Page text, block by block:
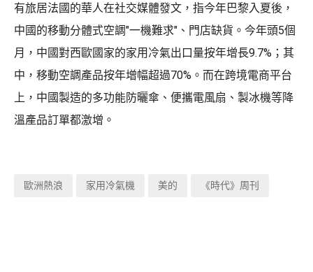
有旅居法國的華人在社交媒體發文，指今年巴黎入夏後，
中國的移動分體式空調"一機難求"、門店缺貨。今年頭5個
月，中國對西歐國家的家用冷氣出口量按年增長9.7%；其
中，移動空調產品按年增幅超過70%。而在跨境電商平台
上，中國製造的多功能防曬傘、便攜電風扇、製冰機等降
溫產品訂單都激增。
歐洲熱浪 家用冷氣機 美的 《時代》周刊